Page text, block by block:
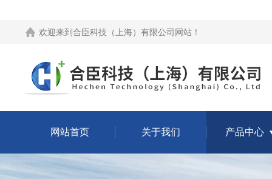
欢迎来到 合臣科技（上海）有限公司网站 ！
网站首页 关于我们 产品中心